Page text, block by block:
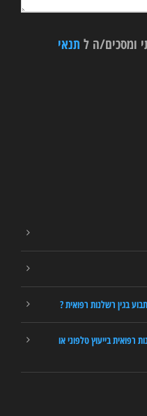
ומסכים/ה ל תנאי
בגין רשלנות רפואית ?
רפואית בייעוץ טלפוני או